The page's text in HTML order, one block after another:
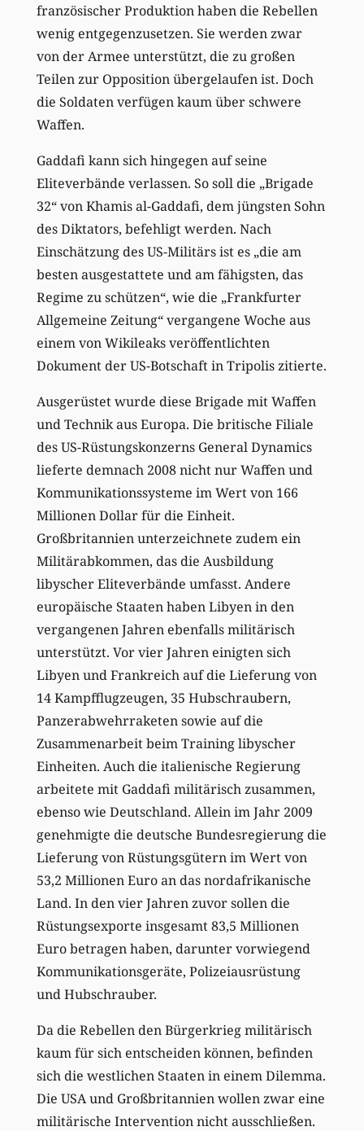
französischer Produktion haben die Rebellen
wenig entgegenzusetzen. Sie werden zwar
von der Armee unterstützt, die zu großen
Teilen zur Opposition übergelaufen ist. Doch
die Soldaten verfügen kaum über schwere
Waffen.
Gaddafi kann sich hingegen auf seine
Eliteverbände verlassen. So soll die „Brigade
32“ von Khamis al-Gaddafi, dem jüngsten Sohn
des Diktators, befehligt werden. Nach
Einschätzung des US-Militärs ist es „die am
besten ausgestattete und am fähigsten, das
Regime zu schützen“, wie die „Frankfurter
Allgemeine Zeitung“ vergangene Woche aus
einem von Wikileaks veröffentlichten
Dokument der US-Botschaft in Tripolis zitierte.
Ausgerüstet wurde diese Brigade mit Waffen
und Technik aus Europa. Die britische Filiale
des US-Rüstungskonzerns General Dynamics
lieferte demnach 2008 nicht nur Waffen und
Kommunikationssysteme im Wert von 166
Millionen Dollar für die Einheit.
Großbritannien unterzeichnete zudem ein
Militärabkommen, das die Ausbildung
libyscher Eliteverbände umfasst. Andere
europäische Staaten haben Libyen in den
vergangenen Jahren ebenfalls militärisch
unterstützt. Vor vier Jahren einigten sich
Libyen und Frankreich auf die Lieferung von
14 Kampfflugzeugen, 35 Hubschraubern,
Panzerabwehrraketen sowie auf die
Zusammenarbeit beim Training libyscher
Einheiten. Auch die italienische Regierung
arbeitete mit Gaddafi militärisch zusammen,
ebenso wie Deutschland. Allein im Jahr 2009
genehmigte die deutsche Bundesregierung die
Lieferung von Rüstungsgütern im Wert von
53,2 Millionen Euro an das nordafrikanische
Land. In den vier Jahren zuvor sollen die
Rüstungsexporte insgesamt 83,5 Millionen
Euro betragen haben, darunter vorwiegend
Kommunikationsgeräte, Polizeiausrüstung
und Hubschrauber.
Da die Rebellen den Bürgerkrieg militärisch
kaum für sich entscheiden können, befinden
sich die westlichen Staaten in einem Dilemma.
Die USA und Großbritannien wollen zwar eine
militärische Intervention nicht ausschließen.